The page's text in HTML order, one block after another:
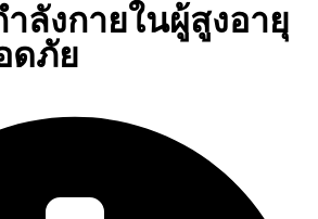
ำลังกายในผู้สูงอายุ
ดภัย